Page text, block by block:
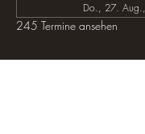
Do., 27.
245 Termine ansehen